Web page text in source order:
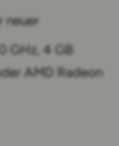
neuer
GHz, 4 GB
AMD Radeon